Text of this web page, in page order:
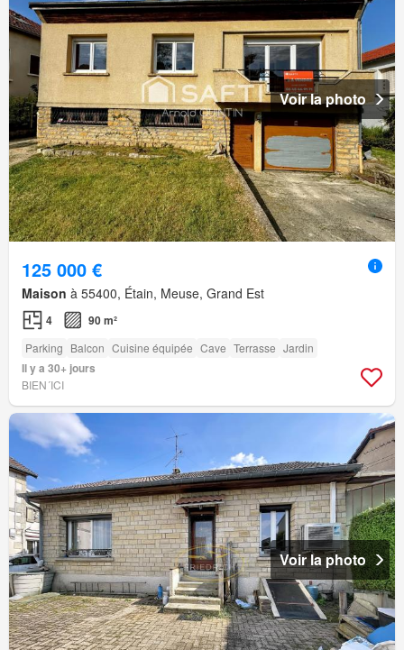
Voir la photo
125 000 €
Maison à 55400, Étain, Meuse, Grand Est
4 90 m²
Parking Balcon Cuisine équipée Cave Terrasse Jardin
Il y a 30+ jours
BIEN´ICI
Voir la photo